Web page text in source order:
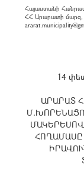
Հայաստանի
ՀՀ Արարատի մարզ,
14
ԱՐԱՐԱՏ